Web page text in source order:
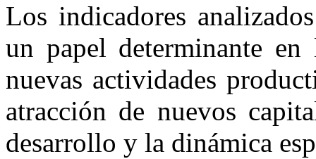
Los indicadores
un papel determinante
nuevas actividades
atracción de nuevos
desarrollo y la dinámica